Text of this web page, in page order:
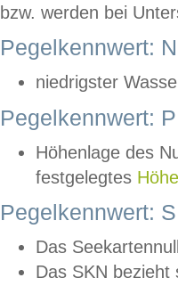
bzw. werden bei
Pegelkennwert:
niedrigster
Pegelkennwert:
Höhenlage des
festgelegtes
Pegelkennwert:
Das
Das SKN